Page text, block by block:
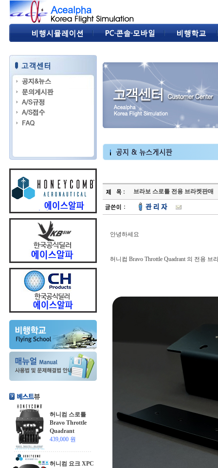
허니컴 스로틀
Bravo Throttle
Quadrant
439,000 원
허니컴 요크 XPC
브라보 스로틀 전용 브라켓판매
안녕하세요
허니컴 Bravo Throttle Quadrant 의 전용 브